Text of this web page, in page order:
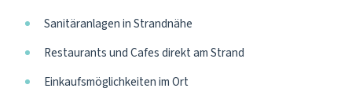
Sanitäranlagen in Strandnähe
Restaurants und Cafes direkt am Strand
Einkaufsmöglichkeiten im Ort